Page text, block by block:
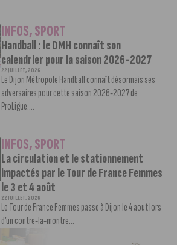
INFOS,SPORT
Handball : le DMH connaît son
calendrier pour la saison 2026-2027
22 JUILLET, 2026
Le Dijon Métropole Handball connaît désormais ses
adversaires pour cette saison 2026-2027 de
ProLigue....
INFOS,SPORT
La circulation et le stationnement
impactés par le Tour de France Femmes
le 3 et 4 août
22 JUILLET, 2026
Le Tour de France Femmes passe à Dijon le 4 aout lors
d’un contre-la-montre...